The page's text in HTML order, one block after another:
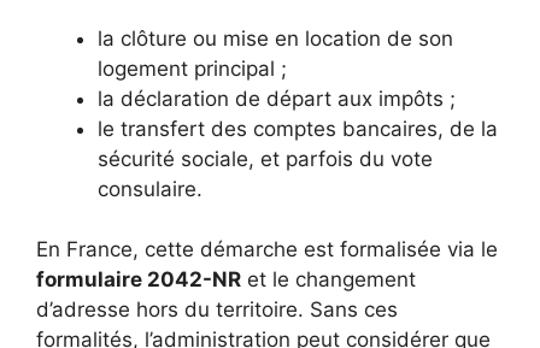
la clôture ou mise en location de son
logement principal ;
la déclaration de départ aux impôts ;
le transfert des comptes bancaires, de la
sécurité sociale, et parfois du vote
consulaire.
En France, cette démarche est formalisée via le
formulaire 2042-NR et le changement
d’adresse hors du territoire. Sans ces
formalités, l’administration peut considérer que